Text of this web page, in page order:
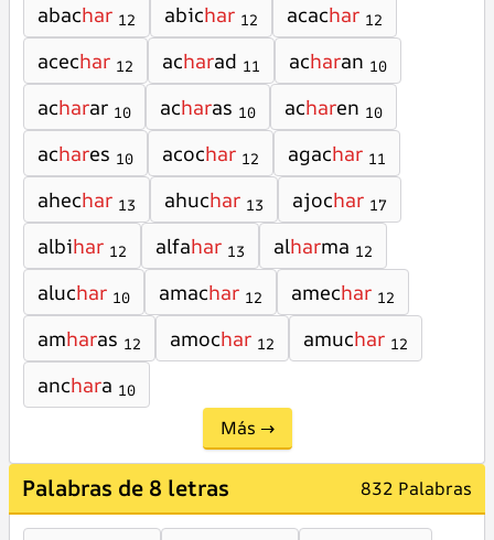
abachar 12 abichar 12 acachar 12
acechar 12 acharad 11 acharan 10
acharar 10 acharas 10 acharen 10
achares 10 acochar 12 agachar 11
ahechar 13 ahuchar 13 ajochar 17
albihar 12 alfahar 13 alharma 12
aluchar 10 amachar 12 amechar 12
amharas 12 amochar 12 amuchar 12
anchara 10
Más →
Palabras de 8 letras 832 Palabras